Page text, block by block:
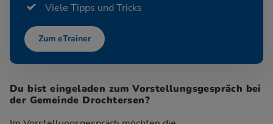
Viele Tipps und Tricks
Zum eTrainer
Du bist eingeladen zum Vorstellungsgespräch bei
der Gemeinde Drochtersen?